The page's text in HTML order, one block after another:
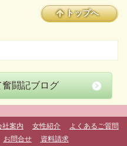
トップへ
闘記ブログ
社案内 女性紹介
よくあるご質問
お問合せ 資料請求